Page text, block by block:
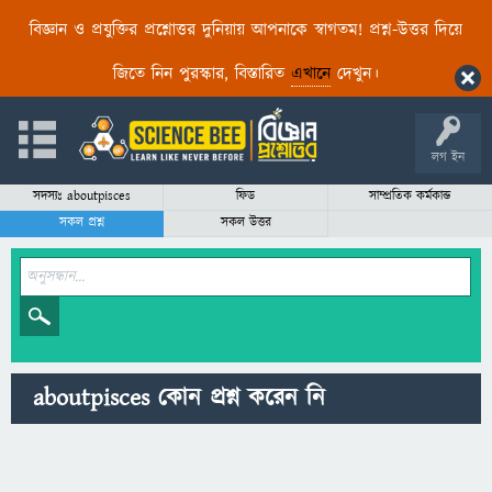
বিজ্ঞান ও প্রযুক্তির প্রশ্নোত্তর দুনিয়ায় আপনাকে স্বাগতম! প্রশ্ন-উত্তর দিয়ে
জিতে নিন পুরস্কার, বিস্তারিত এখানেদেখুন।
লগ ইন
সদস্যঃ aboutpisces ফিড
সাম্প্রতিক কর্মকান্ড
সকল প্রশ্ন
সকল উত্তর
aboutpisces কোন প্রশ্ন করেন নি